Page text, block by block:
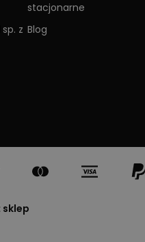
z
stacjonarne
Blog
sklep